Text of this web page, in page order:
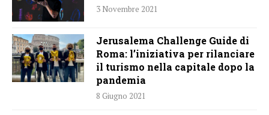
3 Novembre 2021
Jerusalema Challenge Guide di
Roma: l’iniziativa per rilanciare
il turismo nella capitale dopo la
pandemia
8 Giugno 2021